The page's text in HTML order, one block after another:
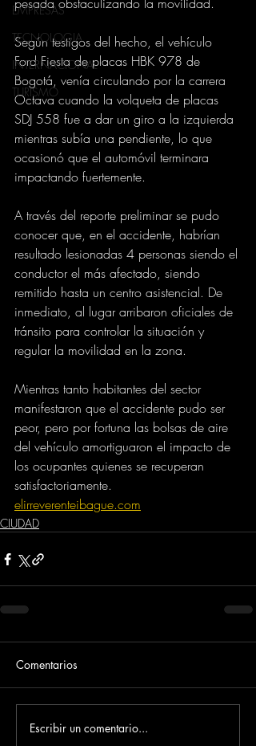
EMPRESAS
TECNOLOGIA
INTERNACIONAL
TURISMO
Según testigos del hecho, el vehículo
Ford Fiesta de placas HBK 978 de
Bogotá, venía circulando por la carrera
Octava cuando la volqueta de placas
SDJ 558 fue a dar un giro a la izquierda
mientras subía una pendiente, lo que
ocasionó que el automóvil terminara
impactando fuertemente.
A través del reporte preliminar se pudo
conocer que, en el accidente, habrían
resultado lesionadas 4 personas siendo el
conductor el más afectado, siendo
remitido hasta un centro asistencial. De
inmediato, al lugar arribaron oficiales de
tránsito para controlar la situación y
regular la movilidad en la zona.
Mientras tanto habitantes del sector
manifestaron que el accidente pudo ser
peor, pero por fortuna las bolsas de aire
del vehículo amortiguaron el impacto de
los ocupantes quienes se recuperan
satisfactoriamente.
elirreverenteibague.com
CIUDAD
Comentarios
Escribir un comentario...